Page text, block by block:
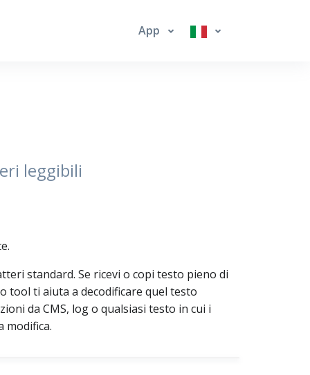
App
leggibili
standard. Se ricevi o copi testo pieno di
tool ti aiuta a decodificare quel testo
da CMS, log o qualsiasi testo in cui i
modifica.